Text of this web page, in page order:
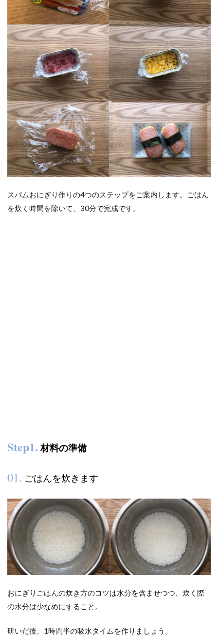
スパムおにぎり作りの4つのステップをご案内します。ごはん
を炊く時間を除いて、30分で完成です。
Step1. 材料の準備
01. ごはんを炊きます
おにぎりごはんの炊き方のコツは水分を含ませつつ、炊く際
の水分は少なめにすること。
研いだ後、1時間半の吸水タイムを作りましょう。